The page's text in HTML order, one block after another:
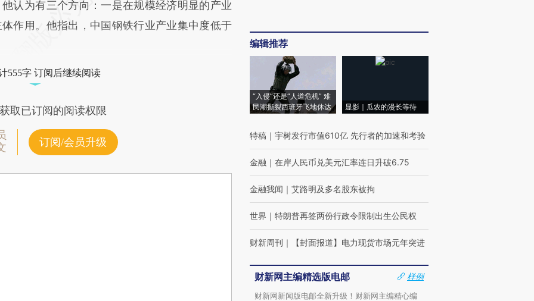
为有三个方向：一是在规模经济明显的产业
作用。他指出，中国钢铁行业产业集中度低于
555字 订阅后继续阅读
取已订阅的阅读权限
订阅/会员升级
编辑推荐
“入侵”还是“人道危机” 难
民潮撕裂西班牙飞地休达
显影｜瓜农的漫长等待
特稿 ｜ 宇树发行市值610亿 先行者的加速和考验
金融 ｜ 在岸人民币兑美元汇率连日升破6.75
金融我闻 ｜ 艾路明及多名股东被拘
世界 ｜ 特朗普再签两份行政令限制出生公民权
财新周刊 ｜ 【封面报道】电力现货市场元年突进
财新网主编精选版电邮
样例
财新网新闻版电邮全新升级！财新网主编精心编